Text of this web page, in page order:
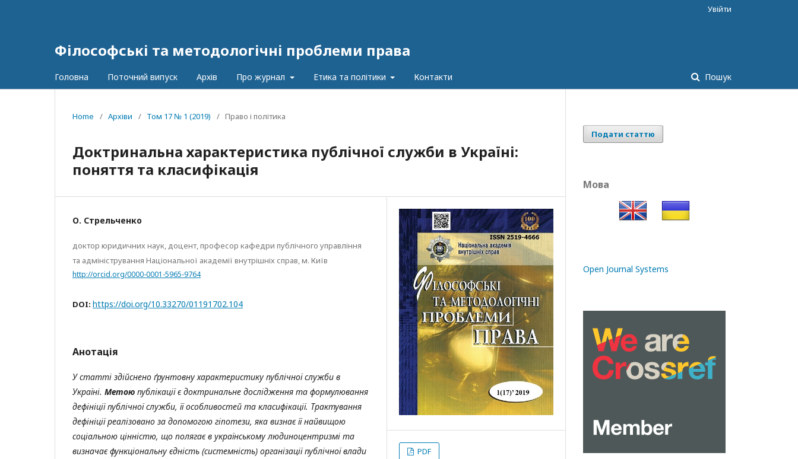
Філософські та методологічні проблеми права
Головна Поточний випуск Архів Про журнал Етика та політики Контакти Пошук
Увійти
Home / Архіви / Том 17 № 1 (2019) / Право і політика
Доктринальна характеристика публічної служби в Україні:
поняття та класифікація
О. Стрельченко
доктор юридичних наук, доцент, професор кафедри публічного управління
та адміністрування Національної академії внутрішніх справ, м. Київ
http://orcid.org/0000-0001-5965-9764
DOI: https://doi.org/10.33270/01191702.104
Анотація
У статті здійснено ґрунтовну характеристику публічної служби в
Україні. Метою публікації є доктринальне дослідження та формулювання
дефініції публічної служби, її особливостей та класифікації. Трактування
дефініції реалізовано за допомогою гіпотези, яка визнає її найвищою
соціальною цінністю, що полягає в українському людиноцентризмі та
визначає функціональну єдність (системність) організації публічної влади
PDF
Подати статтю
Мова
Open Journal Systems